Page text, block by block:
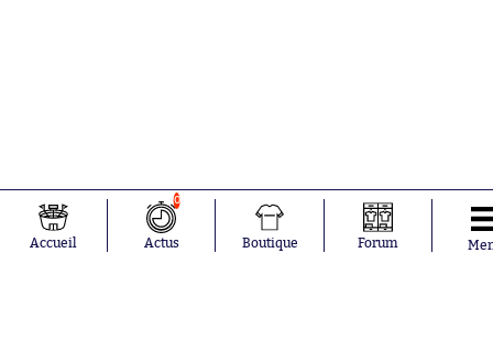
Accueil
0
Actus Boutique Forum